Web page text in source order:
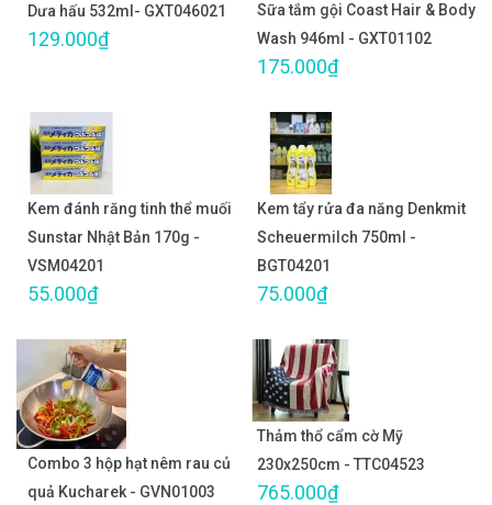
Dưa hấu 532ml- GXT046021
129.000₫
Sữa tắm gội Coast Hair & Body
Wash 946ml - GXT01102
175.000₫
Kem đánh răng tinh thể muối
Sunstar Nhật Bản 170g -
VSM04201
55.000₫
Kem tẩy rửa đa năng Denkmit
Scheuermilch 750ml -
BGT04201
75.000₫
Combo 3 hộp hạt nêm rau củ
quả Kucharek - GVN01003
Thảm thổ cẩm cờ Mỹ
230x250cm - TTC04523
765.000₫